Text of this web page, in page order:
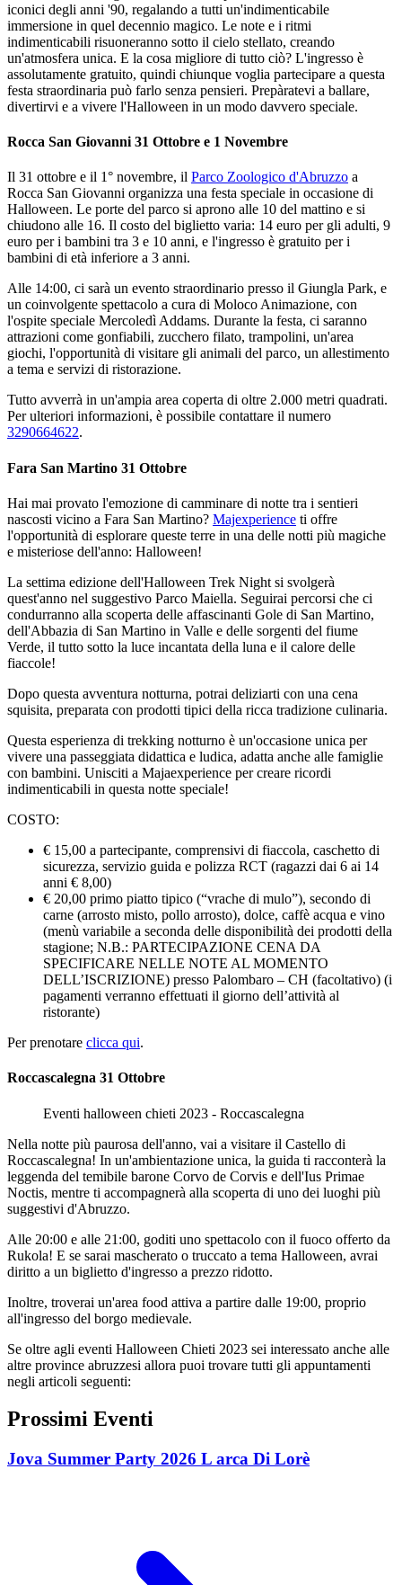
iconici degli anni '90, regalando a tutti un'indimenticabile
immersione in quel decennio magico. Le note e i ritmi
indimenticabili risuoneranno sotto il cielo stellato, creando
un'atmosfera unica. E la cosa migliore di tutto ciò? L'ingresso è
assolutamente gratuito, quindi chiunque voglia partecipare a questa
festa straordinaria può farlo senza pensieri. Prepàratevi a ballare,
divertirvi e a vivere l'Halloween in un modo davvero speciale.
Rocca San Giovanni 31 Ottobre e 1 Novembre
Il 31 ottobre e il 1° novembre, il Parco Zoologico d'Abruzzo a
Rocca San Giovanni organizza una festa speciale in occasione di
Halloween. Le porte del parco si aprono alle 10 del mattino e si
chiudono alle 16. Il costo del biglietto varia: 14 euro per gli adulti, 9
euro per i bambini tra 3 e 10 anni, e l'ingresso è gratuito per i
bambini di età inferiore a 3 anni.
Alle 14:00, ci sarà un evento straordinario presso il Giungla Park, e
un coinvolgente spettacolo a cura di Moloco Animazione, con
l'ospite speciale Mercoledì Addams. Durante la festa, ci saranno
attrazioni come gonfiabili, zucchero filato, trampolini, un'area
giochi, l'opportunità di visitare gli animali del parco, un allestimento
a tema e servizi di ristorazione.
Tutto avverrà in un'ampia area coperta di oltre 2.000 metri quadrati.
Per ulteriori informazioni, è possibile contattare il numero
3290664622.
Fara San Martino 31 Ottobre
Hai mai provato l'emozione di camminare di notte tra i sentieri
nascosti vicino a Fara San Martino? Majexperience ti offre
l'opportunità di esplorare queste terre in una delle notti più magiche
e misteriose dell'anno: Halloween!
La settima edizione dell'Halloween Trek Night si svolgerà
quest'anno nel suggestivo Parco Maiella. Seguirai percorsi che ci
condurranno alla scoperta delle affascinanti Gole di San Martino,
dell'Abbazia di San Martino in Valle e delle sorgenti del fiume
Verde, il tutto sotto la luce incantata della luna e il calore delle
fiaccole!
Dopo questa avventura notturna, potrai deliziarti con una cena
squisita, preparata con prodotti tipici della ricca tradizione culinaria.
Questa esperienza di trekking notturno è un'occasione unica per
vivere una passeggiata didattica e ludica, adatta anche alle famiglie
con bambini. Unisciti a Majaexperience per creare ricordi
indimenticabili in questa notte speciale!
COSTO:
€ 15,00 a partecipante, comprensivi di fiaccola, caschetto di
sicurezza, servizio guida e polizza RCT (ragazzi dai 6 ai 14
anni € 8,00)
€ 20,00 primo piatto tipico (“vrache di mulo”), secondo di
carne (arrosto misto, pollo arrosto), dolce, caffè acqua e vino
(menù variabile a seconda delle disponibilità dei prodotti della
stagione; N.B.: PARTECIPAZIONE CENA DA
SPECIFICARE NELLE NOTE AL MOMENTO
DELL’ISCRIZIONE) presso Palombaro – CH (facoltativo) (i
pagamenti verranno effettuati il giorno dell’attività al
ristorante)
Per prenotare clicca qui.
Roccascalegna 31 Ottobre
Eventi halloween chieti 2023 - Roccascalegna
Nella notte più paurosa dell'anno, vai a visitare il Castello di
Roccascalegna! In un'ambientazione unica, la guida ti racconterà la
leggenda del temibile barone Corvo de Corvis e dell'Ius Primae
Noctis, mentre ti accompagnerà alla scoperta di uno dei luoghi più
suggestivi d'Abruzzo.
Alle 20:00 e alle 21:00, goditi uno spettacolo con il fuoco offerto da
Rukola! E se sarai mascherato o truccato a tema Halloween, avrai
diritto a un biglietto d'ingresso a prezzo ridotto.
Inoltre, troverai un'area food attiva a partire dalle 19:00, proprio
all'ingresso del borgo medievale.
Se oltre agli eventi Halloween Chieti 2023 sei interessato anche alle
altre province abruzzesi allora puoi trovare tutti gli appuntamenti
negli articoli seguenti:
Prossimi Eventi
Jova Summer Party 2026 L arca Di Lorè